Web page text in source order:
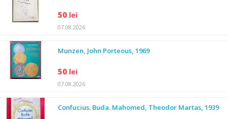
50 lei
07.08.2026
Munzen, John Porteous, 1969
50 lei
07.08.2026
Confucius. Buda. Mahomed, Theodor Martas, 1939